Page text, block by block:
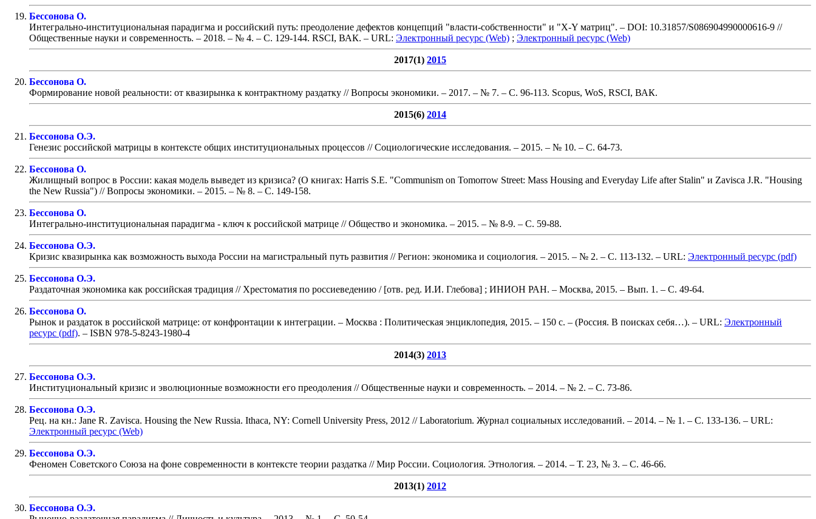
Бессонова О.
Интегрально-институциональная парадигма и российский путь: преодоление дефектов концепций "власти-собственности" и "X-Y матриц". – DOI: 10.31857/S086904990000616-9 //
Общественные науки и современность. – 2018. – № 4. – С. 129-144. RSCI, ВАК. – URL: Электронный ресурс (Web) ; Электронный ресурс (Web)
2017(1) 2015
Бессонова О.
Формирование новой реальности: от квазирынка к контрактному раздатку // Вопросы экономики. – 2017. – № 7. – С. 96-113. Scopus, WoS, RSCI, ВАК.
2015(6) 2014
Бессонова О.Э.
Генезис российской матрицы в контексте общих институциональных процессов // Социологические исследования. – 2015. – № 10. – С. 64-73.
Бессонова О.
Жилищный вопрос в России: какая модель выведет из кризиса? (О книгах: Harris S.E. "Communism on Tomorrow Street: Mass Housing and Everyday Life after Stalin" и Zavisca J.R. "Housing
the New Russia") // Вопросы экономики. – 2015. – № 8. – С. 149-158.
Бессонова О.
Интегрально-институциональная парадигма - ключ к российской матрице // Общество и экономика. – 2015. – № 8-9. – С. 59-88.
Бессонова О.Э.
Кризис квазирынка как возможность выхода России на магистральный путь развития // Регион: экономика и социология. – 2015. – № 2. – С. 113-132. – URL: Электронный ресурс (pdf)
Бессонова О.Э.
Раздаточная экономика как российская традиция // Хрестоматия по россиеведению / [отв. ред. И.И. Глебова] ; ИНИОН РАН. – Москва, 2015. – Вып. 1. – С. 49-64.
Бессонова О.
Рынок и раздаток в российской матрице: от конфронтации к интеграции. – Москва : Политическая энциклопедия, 2015. – 150 с. – (Россия. В поисках себя…). – URL: Электронный
ресурс (pdf). – ISBN 978-5-8243-1980-4
2014(3) 2013
Бессонова О.Э.
Институциональный кризис и эволюционные возможности его преодоления // Общественные науки и современность. – 2014. – № 2. – С. 73-86.
Бессонова О.Э.
Рец. на кн.: Jane R. Zavisca. Housing the New Russia. Ithaca, NY: Cornell University Press, 2012 // Laboratorium. Журнал социальных исследований. – 2014. – № 1. – С. 133-136. – URL:
Электронный ресурс (Web)
Бессонова О.Э.
Феномен Советского Союза на фоне современности в контексте теории раздатка // Мир России. Социология. Этнология. – 2014. – Т. 23, № 3. – С. 46-66.
2013(1) 2012
Бессонова О.Э.